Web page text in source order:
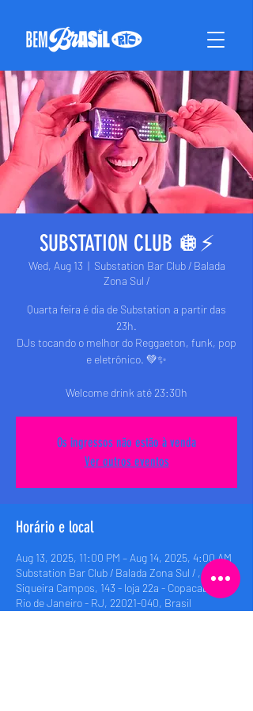
SUBSTATION CLUB 🪩⚡️
Wed, Aug 13
  |
Substation Bar Club / Balada
Zona Sul /
Quarta feira é dia de Substation a partir das
23h.
DJs tocando o melhor do Reggaeton, funk, pop
e eletrônico. 💚✨
Welcome drink até 23:30h
Os ingressos não estão à venda
Ver outros eventos
Horário e local
Aug 13, 2025, 11:00 PM – Aug 14, 2025, 4:00 AM
Substation Bar Club / Balada Zona Sul / , Rua
Siqueira Campos, 143 - loja 22a - Copacabana,
Rio de Janeiro - RJ, 22021-040, Brasil